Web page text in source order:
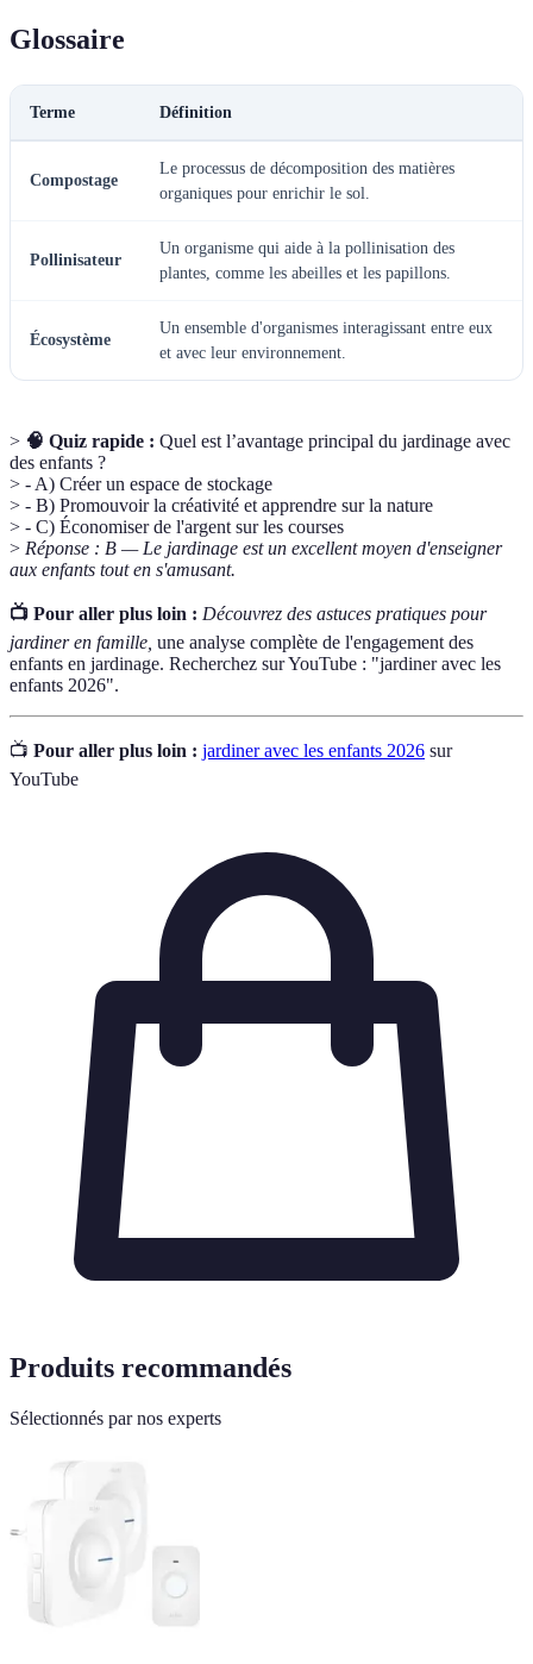
Glossaire
Terme Définition
Compostage
Le processus de décomposition des matières
organiques pour enrichir le sol.
Pollinisateur
Un organisme qui aide à la pollinisation des
plantes, comme les abeilles et les papillons.
Écosystème
Un ensemble d'organismes interagissant entre eux
et avec leur environnement.
> 🧠 Quiz rapide : Quel est l’avantage principal du jardinage avec
des enfants ?
> - A) Créer un espace de stockage
> - B) Promouvoir la créativité et apprendre sur la nature
> - C) Économiser de l'argent sur les courses
> Réponse : B — Le jardinage est un excellent moyen d'enseigner
aux enfants tout en s'amusant.
📺 Pour aller plus loin : Découvrez des astuces pratiques pour
jardiner en famille, une analyse complète de l'engagement des
enfants en jardinage. Recherchez sur YouTube : "jardiner avec les
enfants 2026".
📺 Pour aller plus loin : jardiner avec les enfants 2026 sur
YouTube
Produits recommandés
Sélectionnés par nos experts